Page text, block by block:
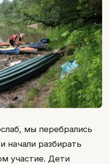
мы перебрались
начали разбирать
участие. Дети